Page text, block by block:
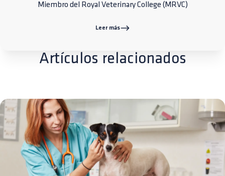
Miembro del Royal Veterinary College (MRVC)
Leer más
Artículos relacionados